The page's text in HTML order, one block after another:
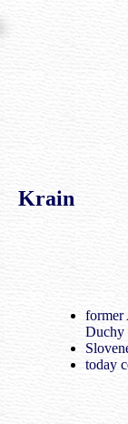
Krain
former
Duchy
today